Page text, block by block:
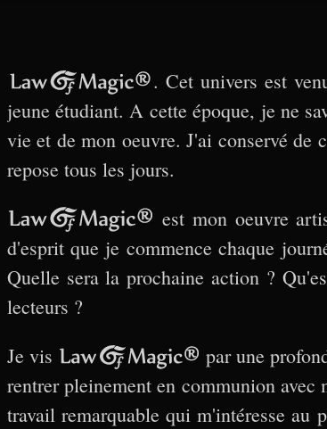
Law Of Magic® . Cet univers est
jeune étudiant. A cette époque, je ne
vie et de mon oeuvre. J'ai conservé de
repose tous les jours.
Law Of Magic®
est mon oeuvre
d'esprit que je commence chaque
Quelle sera la prochaine action ?
lecteurs ?
Je vis Law Of Magic® par une
rentrer pleinement en communion avec
travail remarquable qui m'intéresse au